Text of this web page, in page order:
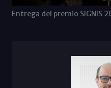
Entrega del premio SIGNIS